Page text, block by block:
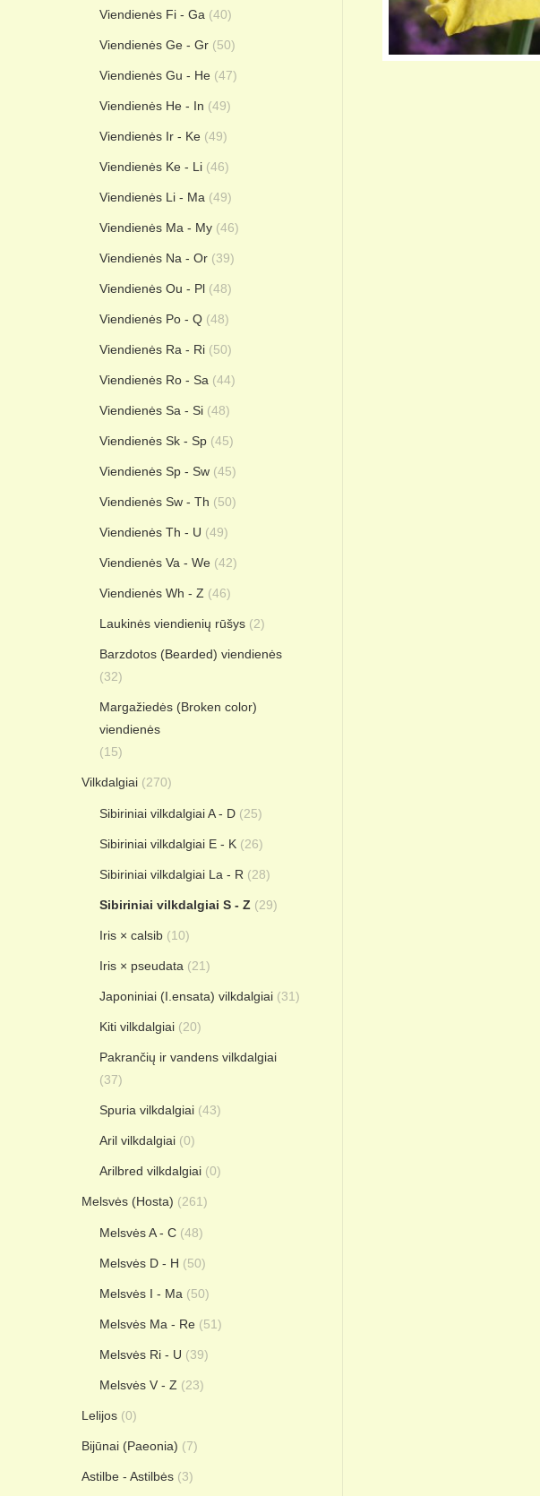
Viendienės Fi - Ga (40)
Viendienės Ge - Gr (50)
Viendienės Gu - He (47)
Viendienės He - In (49)
Viendienės Ir - Ke (49)
Viendienės Ke - Li (46)
Viendienės Li - Ma (49)
Viendienės Ma - My (46)
Viendienės Na - Or (39)
Viendienės Ou - Pl (48)
Viendienės Po - Q (48)
Viendienės Ra - Ri (50)
Viendienės Ro - Sa (44)
Viendienės Sa - Si (48)
Viendienės Sk - Sp (45)
Viendienės Sp - Sw (45)
Viendienės Sw - Th (50)
Viendienės Th - U (49)
Viendienės Va - We (42)
Viendienės Wh - Z (46)
Laukinės viendienių rūšys (2)
Barzdotos (Bearded) viendienės
(32)
Margažiedės (Broken color)
viendienės
(15)
Vilkdalgiai (270)
Sibiriniai vilkdalgiai A - D (25)
Sibiriniai vilkdalgiai E - K (26)
Sibiriniai vilkdalgiai La - R (28)
Sibiriniai vilkdalgiai S - Z (29)
Iris × calsib (10)
Iris × pseudata (21)
Japoniniai (I.ensata) vilkdalgiai (31)
Kiti vilkdalgiai (20)
Pakrančių ir vandens vilkdalgiai
(37)
Spuria vilkdalgiai (43)
Aril vilkdalgiai (0)
Arilbred vilkdalgiai (0)
Melsvės (Hosta) (261)
Melsvės A - C (48)
Melsvės D - H (50)
Melsvės I - Ma (50)
Melsvės Ma - Re (51)
Melsvės Ri - U (39)
Melsvės V - Z (23)
Lelijos (0)
Bijūnai (Paeonia) (7)
Astilbe - Astilbės (3)